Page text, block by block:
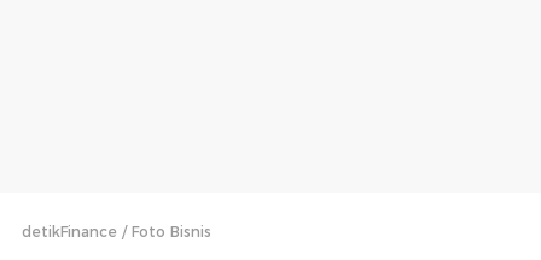
detikFinance Foto Bisnis